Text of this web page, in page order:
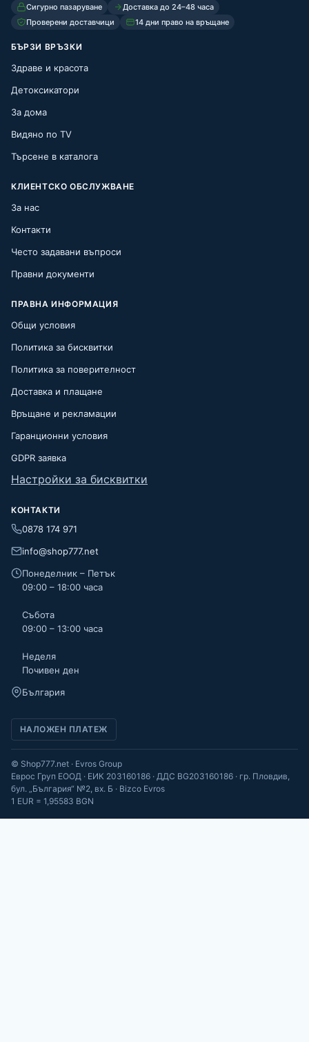
Сигурно пазаруване
Доставка до 24–48 часа
Проверени доставчици
14 дни право на връщане
БЪРЗИ ВРЪЗКИ
Здраве и красота
Детоксикатори
За дома
Видяно по TV
Търсене в каталога
КЛИЕНТСКО ОБСЛУЖВАНЕ
За нас
Контакти
Често задавани въпроси
Правни документи
ПРАВНА ИНФОРМАЦИЯ
Общи условия
Политика за бисквитки
Политика за поверителност
Доставка и плащане
Връщане и рекламации
Гаранционни условия
GDPR заявка
Настройки за бисквитки
КОНТАКТИ
0878 174 971
info@shop777.net
Понеделник – Петък
09:00 – 18:00 часа
Събота
09:00 – 13:00 часа
Неделя
Почивен ден
България
НАЛОЖЕН ПЛАТЕЖ
© Shop777.net · Evros Group
Еврос Груп ЕООД · ЕИК 203160186 · ДДС BG203160186 · гр. Пловдив,
бул. „България“ №2, вх. Б · Bizco Evros
1 EUR = 1,95583 BGN